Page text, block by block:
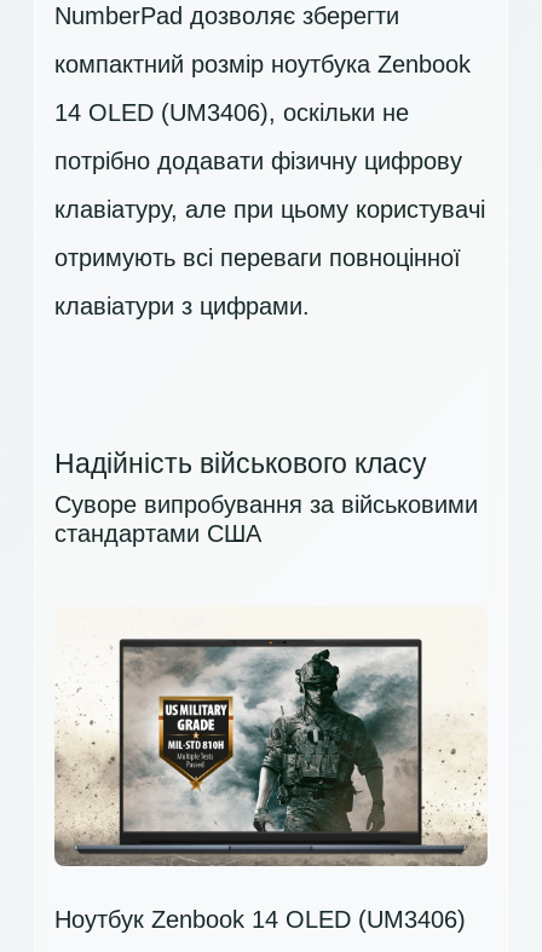
NumberPad дозволяє зберегти
компактний розмір ноутбука Zenbook
14 OLED (UM3406), оскільки не
потрібно додавати фізичну цифрову
клавіатуру, але при цьому користувачі
отримують всі переваги повноцінної
клавіатури з цифрами.
Надійність військового класу
Суворе випробування за військовими
стандартами США
Ноутбук Zenbook 14 OLED (UM3406)